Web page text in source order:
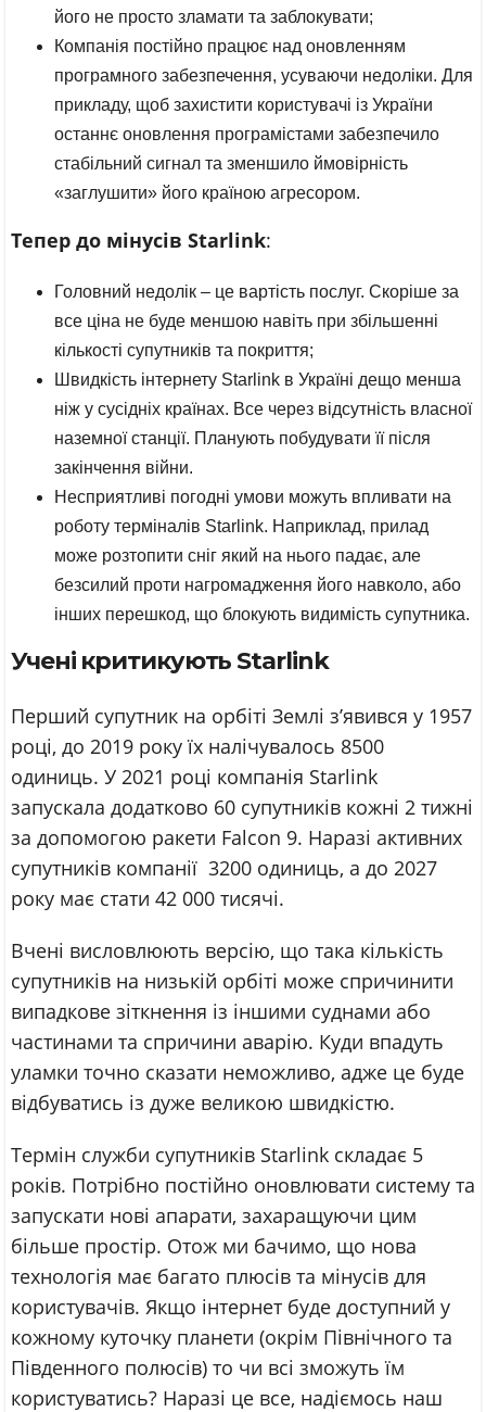
його не просто зламати та заблокувати;
Компанія постійно працює над оновленням
програмного забезпечення, усуваючи недоліки. Для
прикладу, щоб захистити користувачі із України
останнє оновлення програмістами забезпечило
стабільний сигнал та зменшило ймовірність
«заглушити» його країною агресором.
Тепер до мінусів Starlink:
Головний недолік – це вартість послуг. Скоріше за
все ціна не буде меншою навіть при збільшенні
кількості супутників та покриття;
Швидкість інтернету Starlink в Україні дещо менша
ніж у сусідніх країнах. Все через відсутність власної
наземної станції. Планують побудувати її після
закінчення війни.
Несприятливі погодні умови можуть впливати на
роботу терміналів Starlink. Наприклад, прилад
може розтопити сніг який на нього падає, але
безсилий проти нагромадження його навколо, або
інших перешкод, що блокують видимість супутника.
Учені критикують Starlink
Перший супутник на орбіті Землі з’явився у 1957
році, до 2019 року їх налічувалось 8500
одиниць. У 2021 році компанія Starlink
запускала додатково 60 супутників кожні 2 тижні
за допомогою ракети Falcon 9. Наразі активних
супутників компанії 3200 одиниць, а до 2027
року має стати 42 000 тисячі.
Вчені висловлюють версію, що така кількість
супутників на низькій орбіті може спричинити
випадкове зіткнення із іншими суднами або
частинами та спричини аварію. Куди впадуть
уламки точно сказати неможливо, адже це буде
відбуватись із дуже великою швидкістю.
Термін служби супутників Starlink складає 5
років. Потрібно постійно оновлювати систему та
запускати нові апарати, захаращуючи цим
більше простір. Отож ми бачимо, що нова
технологія має багато плюсів та мінусів для
користувачів. Якщо інтернет буде доступний у
кожному куточку планети (окрім Північного та
Південного полюсів) то чи всі зможуть їм
користуватись? Наразі це все, надіємось наш